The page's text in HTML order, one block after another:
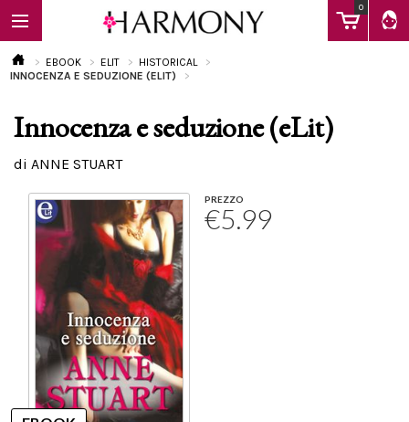
0
EBOOK
Calendario
EBOOK ELIT
HISTORICAL
INNOCENZA E SEDUZIONE (ELIT)
Innocenza e seduzione (eLit)
di ANNE STUART
PREZZO
€5.99